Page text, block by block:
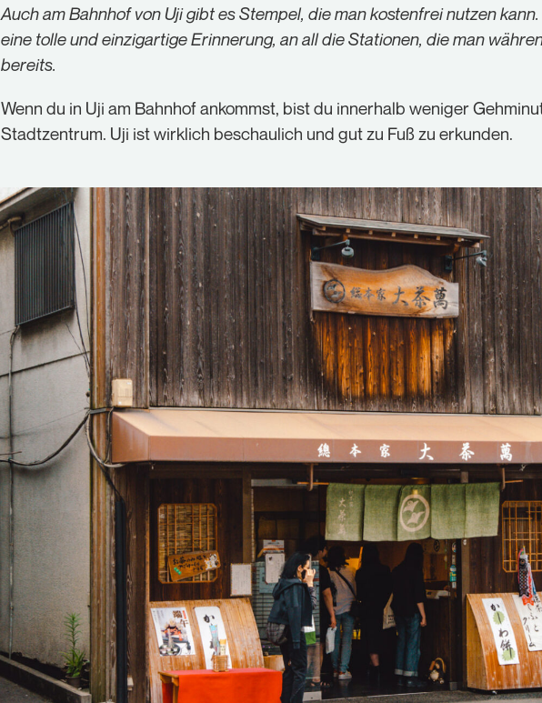
Auch am Bahnhof von Uji gibt es Stempel, die man kostenfrei nutzen
eine tolle und einzigartige Erinnerung, an all die Stationen, die man
bereits.
Wenn du in Uji am Bahnhof ankommst, bist du innerhalb weniger
Stadtzentrum. Uji ist wirklich beschaulich und gut zu Fuß zu erkunden.